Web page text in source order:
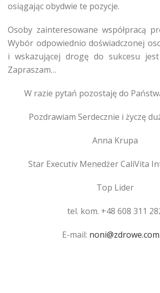
osiągając obydwie te pozycje.
Osoby zainteresowane współpracą
Wybór odpowiednio doświadczonej
i wskazującej drogę do sukcesu
Zapraszam…
W razie pytań pozostaję do
Pozdrawiam Serdecznie i życzę
Anna Krupa
Star Executiv Menedżer CaliVita
Top Lider
tel. kom. +48 608 311
E-mail: